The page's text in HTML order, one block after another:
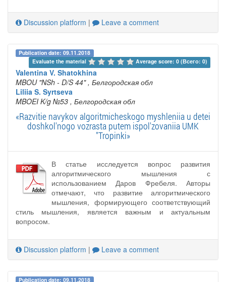
Discussion platform | Leave a comment
Publication date: 09.11.2018
Evaluate the material
Average score: 0 (Всего: 0)
Valentina V. Shatokhina
MBOU "NSh - D/S 44" , Белгородская обл
Liliia S. Syrtseva
MBOEI K/g №53 , Белгородская обл
«Razvitie navykov algoritmicheskogo myshleniia u detei
doshkol'nogo vozrasta putem ispol'zovaniia UMK
"Tropinki»
В статье исследуется вопрос развития
алгоритмического мышления с
использованием Даров Фребеля. Авторы
отмечают, что развитие алгоритмического
мышления, формирующего соответствующий
стиль мышления, является важным и актуальным
вопросом.
Discussion platform | Leave a comment
Publication date: 09.11.2018